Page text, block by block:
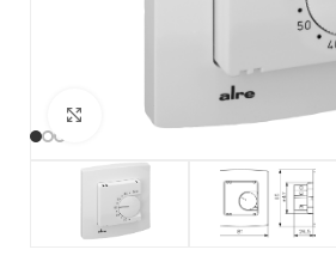
Haga clic para ampliar